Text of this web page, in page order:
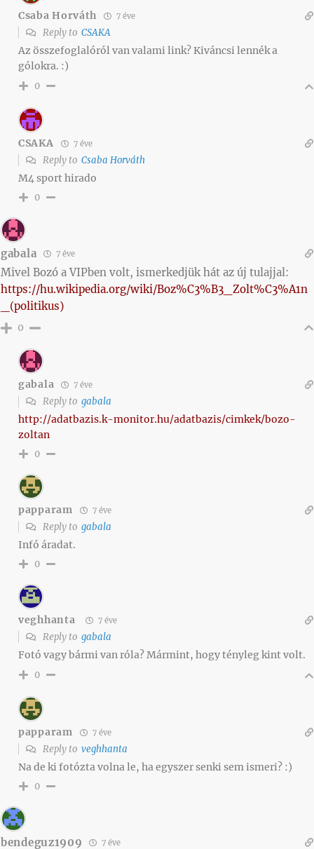
Csaba Horváth 7 éve
Reply to CSAKA
Az összefoglalóról van valami link? Kiváncsi lennék a
gólokra. :)
0
CSAKA 7 éve
Reply to Csaba Horváth
M4 sport hirado
0
gabala 7 éve
Mivel Bozó a VIPben volt, ismerkedjük hát az új tulajjal:
https://hu.wikipedia.org/wiki/Boz%C3%B3_Zolt%C3%A1n
_(politikus)
0
gabala 7 éve
Reply to gabala
http://adatbazis.k-monitor.hu/adatbazis/cimkek/bozo-
zoltan
0
papparam 7 éve
Reply to gabala
Infó áradat.
0
veghhanta 7 éve
Reply to gabala
Fotó vagy bármi van róla? Mármint, hogy tényleg kint volt.
0
papparam 7 éve
Reply to veghhanta
Na de ki fotózta volna le, ha egyszer senki sem ismeri? :)
0
bendeguz1909 7 éve